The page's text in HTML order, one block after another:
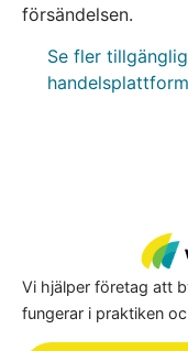
försändelsen.
Se fler
handelsplattform
Vi hjälper företag att
fungerar i praktiken